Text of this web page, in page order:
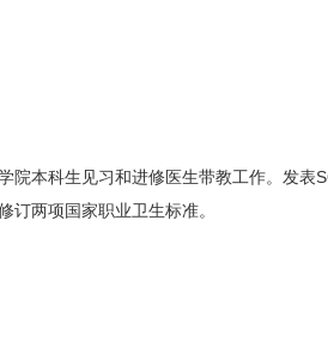
本科生见习和进修医生带教工作。发表
两项国家职业卫生标准。